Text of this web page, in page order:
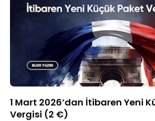
1 Mart 2026’dan İtibaren Yeni
Vergisi (2 €)